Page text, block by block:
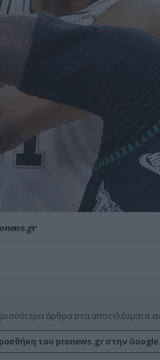
άρθρα στα αποτελέσματα
του pronews.gr στην Google